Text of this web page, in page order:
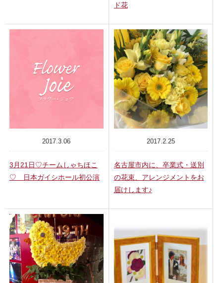
ド花
2017.3.06
3月21日♡チームしゃちほこ
♡ 日本ガイシホール初公演
2017.2.25
名古屋市内に、卒業式・送別
の花束、アレンジメントをお
届けします♪